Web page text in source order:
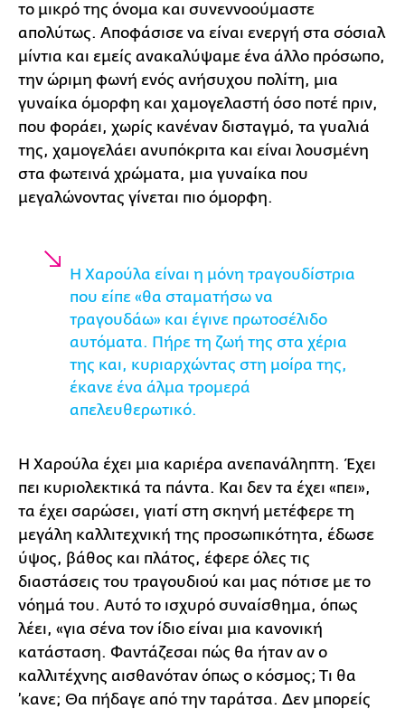
το μικρό της όνομα και συνεννοούμαστε
απολύτως. Αποφάσισε να είναι ενεργή στα σόσιαλ
μίντια και εμείς ανακαλύψαμε ένα άλλο πρόσωπο,
την ώριμη φωνή ενός ανήσυχου πολίτη, μια
γυναίκα όμορφη και χαμογελαστή όσο ποτέ πριν,
που φοράει, χωρίς κανέναν δισταγμό, τα γυαλιά
της, χαμογελάει ανυπόκριτα και είναι λουσμένη
στα φωτεινά χρώματα, μια γυναίκα που
μεγαλώνοντας γίνεται πιο όμορφη.
Η Χαρούλα είναι η μόνη τραγουδίστρια
που είπε «θα σταματήσω να
τραγουδάω» και έγινε πρωτοσέλιδο
αυτόματα. Πήρε τη ζωή της στα χέρια
της και, κυριαρχώντας στη μοίρα της,
έκανε ένα άλμα τρομερά
απελευθερωτικό.
Η Χαρούλα έχει μια καριέρα ανεπανάληπτη. Έχει
πει κυριολεκτικά τα πάντα. Και δεν τα έχει «πει»,
τα έχει σαρώσει, γιατί στη σκηνή μετέφερε τη
μεγάλη καλλιτεχνική της προσωπικότητα, έδωσε
ύψος, βάθος και πλάτος, έφερε όλες τις
διαστάσεις του τραγουδιού και μας πότισε με το
νόημά του. Αυτό το ισχυρό συναίσθημα, όπως
λέει, «για σένα τον ίδιο είναι μια κανονική
κατάσταση. Φαντάζεσαι πώς θα ήταν αν ο
καλλιτέχνης αισθανόταν όπως ο κόσμος; Τι θα
’κανε; Θα πήδαγε από την ταράτσα. Δεν μπορείς